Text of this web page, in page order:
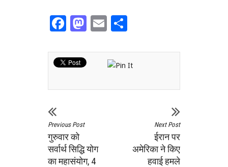
Facebook
Mastodon
Email
Previous Post
गुरुवार को
सर्वार्थ सिद्धि योग
का महासंयोग, 4
Next Post
ईरान पर
अमेरिका ने किए
हवाई हमले